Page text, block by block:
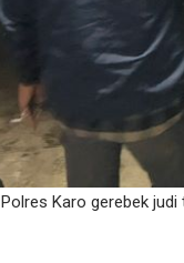
Polres Karo gerebek